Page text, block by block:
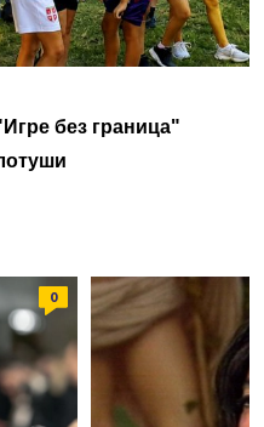
без граница"
0